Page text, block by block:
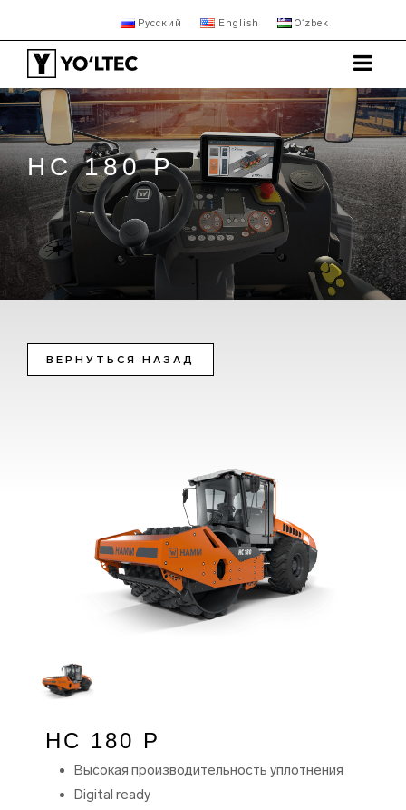
Русский English Oʻzbek
HC 180 P
ВЕРНУТЬСЯ НАЗАД
HC 180 P
Высокая производительность уплотнения
Digital ready